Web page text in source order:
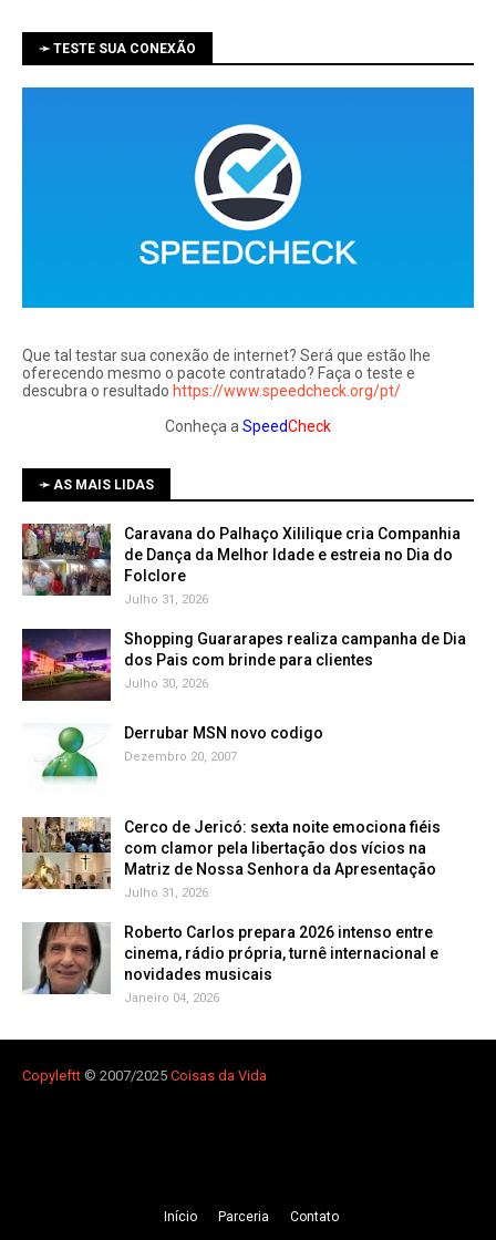
➛ TESTE SUA CONEXÃO
Que tal testar sua conexão de internet? Será que estão lhe
oferecendo mesmo o pacote contratado? Faça o teste e
descubra o resultado https://www.speedcheck.org/pt/
Conheça a SpeedCheck
➛ AS MAIS LIDAS
Caravana do Palhaço Xililique cria Companhia
de Dança da Melhor Idade e estreia no Dia do
Folclore
Julho 31, 2026
Shopping Guararapes realiza campanha de Dia
dos Pais com brinde para clientes
Julho 30, 2026
Derrubar MSN novo codigo
Dezembro 20, 2007
Cerco de Jericó: sexta noite emociona fiéis
com clamor pela libertação dos vícios na
Matriz de Nossa Senhora da Apresentação
Julho 31, 2026
Roberto Carlos prepara 2026 intenso entre
cinema, rádio própria, turnê internacional e
novidades musicais
Janeiro 04, 2026
Copyleftt © 2007/2025 Coisas da Vida
Iní­cio Parceria Contato